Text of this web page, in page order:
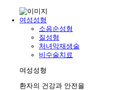
여성성형
소음순성형
질성형
처녀막재생술
비수술치료
여성성형
환자의 건강과 안전을